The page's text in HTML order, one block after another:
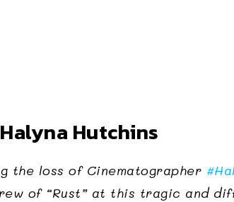
Hutchins
the loss of Cinematographer
of “Rust” at this tragic and